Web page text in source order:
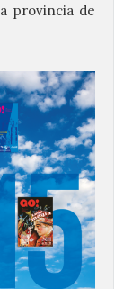
provincia de